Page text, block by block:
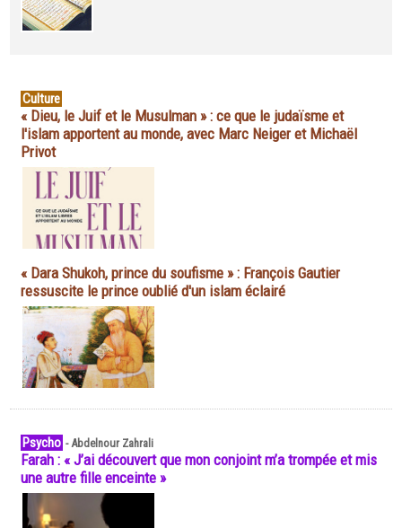
Culture
« Dieu, le Juif et le Musulman » : ce que le judaïsme et
l'islam apportent au monde, avec Marc Neiger et Michaël
Privot
« Dara Shukoh, prince du soufisme » : François Gautier
ressuscite le prince oublié d'un islam éclairé
Psycho -Abdelnour Zahrali
Farah : « J’ai découvert que mon conjoint m’a trompée et mis
une autre fille enceinte »